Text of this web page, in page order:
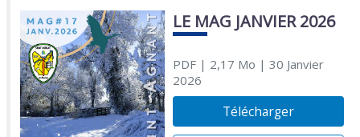
LE MAG JANVIER 2026
PDF| 2,17 Mo | 30 Janvier
2026
Télécharger